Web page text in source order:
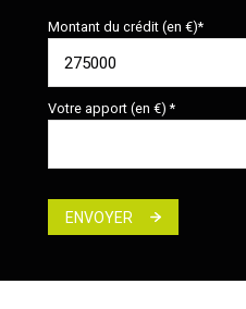
Montant du crédit (en €)*
Votre apport (en €) *
ENVOYER